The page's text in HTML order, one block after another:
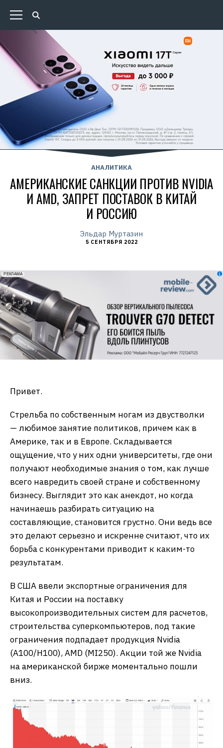
АНАЛИТИКА
АМЕРИКАНСКИЕ САНКЦИИ ПРОТИВ NVIDIA
И AMD, ЗАПРЕТ ПОСТАВОК В КИТАЙ
И РОССИЮ
Эльдар Муртазин
5 СЕНТЯБРЯ 2022
erid: 2VfnxxmNzs5
РЕКЛАМА
Привет.
Стрельба по собственным ногам из двустволки
— любимое занятие политиков, причем как в
Америке, так и в Европе. Складывается
ощущение, что у них одни университеты, где они
получают необходимые знания о том, как лучше
всего навредить своей стране и собственному
бизнесу. Выглядит это как анекдот, но когда
начинаешь разбирать ситуацию на
составляющие, становится грустно. Они ведь все
это делают серьезно и искренне считают, что их
борьба с конкурентами приводит к каким-то
результатам.
В США ввели экспортные ограничения для
Китая и России на поставку
высокопроизводительных систем для расчетов,
строительства суперкомпьютеров, под такие
ограничения подпадает продукция Nvidia
(A100/H100), AMD (MI250). Акции той же Nvidia
на американской бирже моментально пошли
вниз.